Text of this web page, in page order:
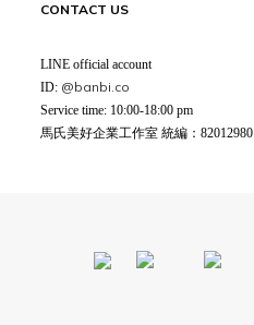
CONTACT US
LINE official account
ID: @banbi.co
Service time: 10:00-18:00 pm
馬氏美好企業工作室 統編：82012980